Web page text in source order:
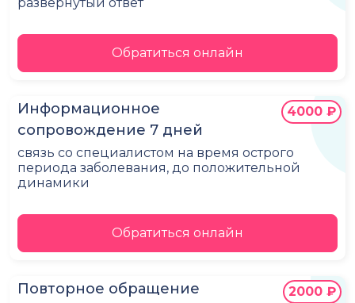
Обратиться онлайн
Информационное
сопровождение 7 дней
связь со специалистом на время острого
периода заболевания, до положительной
динамики
4000 ₽
Обратиться онлайн
Повторное обращение 2000 ₽